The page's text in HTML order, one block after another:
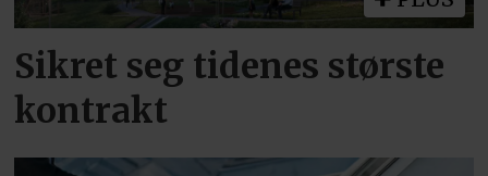
Sikret seg tidenes største
kontrakt